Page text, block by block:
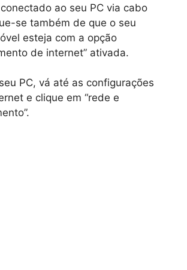
ao seu PC via cabo
se também de que o seu
esteja com a opção
de internet” ativada.
PC, vá até as configurações
e clique em “rede e